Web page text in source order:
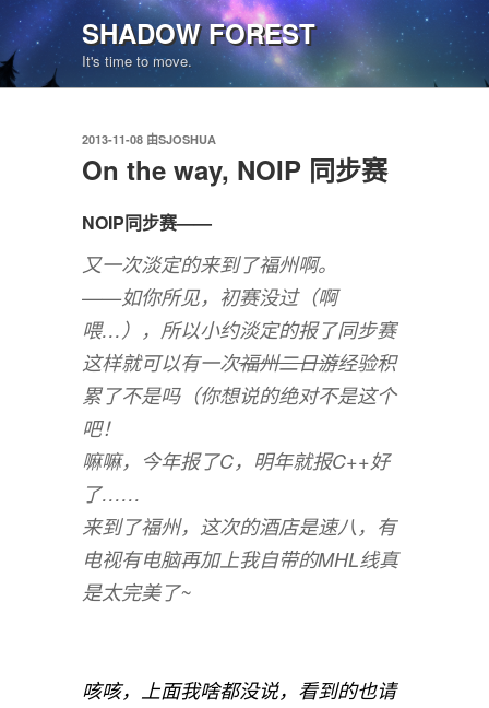
至
内
容
SHADOW FOREST
It's time to move.
发
布
于
2013-11-08由SJOSHUA
On the way, NOIP 同步赛
NOIP同步赛——
又一次淡定的来到了福州啊。
——如你所见，初赛没过（啊
喂…），所以小约淡定的报了同步赛
这样就可以有一次福州二日游经验积
累了不是吗（你想说的绝对不是这个
吧！
嘛嘛，今年报了C，明年就报C++好
了……
来到了福州，这次的酒店是速八，有
电视有电脑再加上我自带的MHL线真
是太完美了~
咳咳，上面我啥都没说，看到的也请